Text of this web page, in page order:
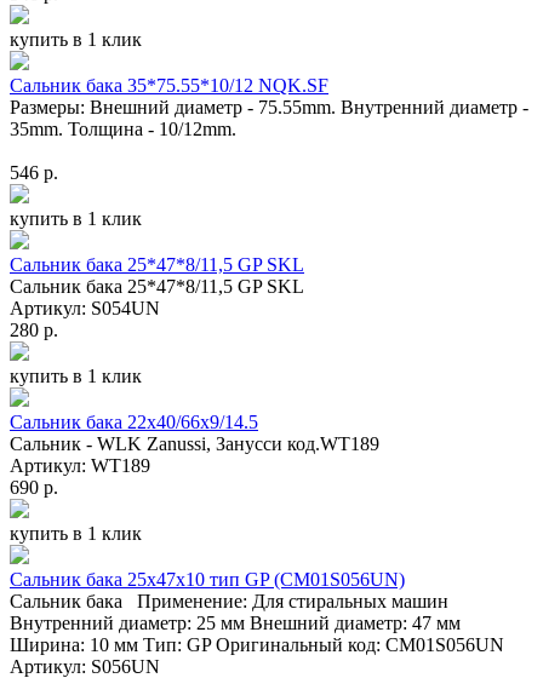
купить в 1 клик
Сальник бака 35*75.55*10/12 NQK.SF
Размеры: Внешний диаметр - 75.55mm. Внутренний диаметр -
35mm. Толщина - 10/12mm.
546 р.
купить в 1 клик
Сальник бака 25*47*8/11,5 GP SKL
Сальник бака 25*47*8/11,5 GP SKL
Артикул: S054UN
280 р.
купить в 1 клик
Сальник бака 22х40/66х9/14.5
Сальник - WLK Zanussi, Занусси код.WT189
Артикул: WT189
690 р.
купить в 1 клик
Сальник бака 25x47x10 тип GP (СМ01S056UN)
Сальник бака Применение: Для стиральных машин
Внутренний диаметр: 25 мм Внешний диаметр: 47 мм
Ширина: 10 мм Тип: GP Оригинальный код: СМ01S056UN
Артикул: S056UN